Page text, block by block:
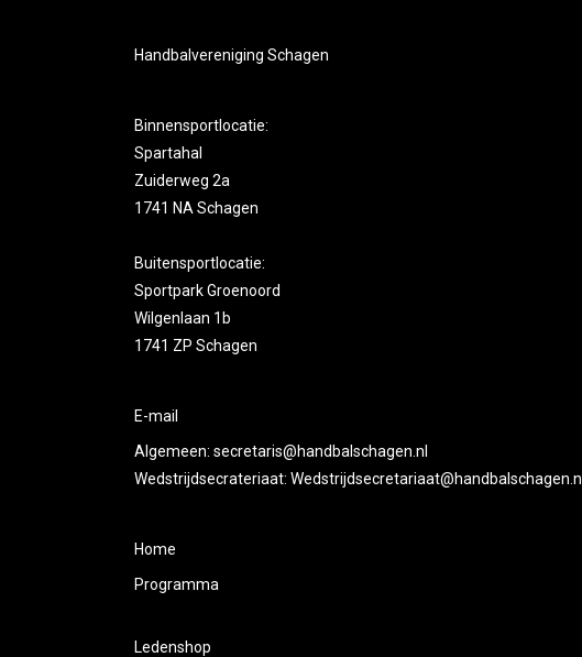
Handbalvereniging Schagen
Binnensportlocatie:
Spartahal
Zuiderweg 2a
1741 NA Schagen
Buitensportlocatie:
Sportpark Groenoord
Wilgenlaan 1b
1741 ZP Schagen
E-mail
Algemeen: secretaris@handbalschagen.nl
Wedstrijdsecrateriaat: Wedstrijdsecretariaat@handbalschagen.nl
Home
Programma
Ledenshop